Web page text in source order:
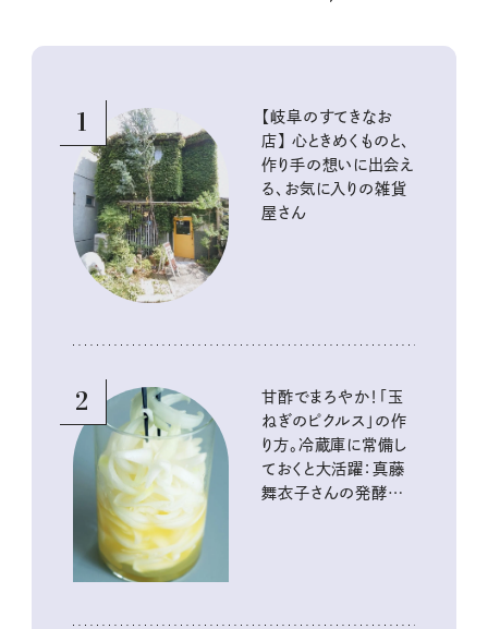
1
【岐阜のすてきなお
店】 心ときめくものと、
作り手の想いに出会え
る、お気に入りの雑貨
屋さん
2
甘酢でまろやか！「玉
ねぎのピクルス」の作
り方。冷蔵庫に常備し
ておくと大活躍：真藤
舞衣子さんの発酵と